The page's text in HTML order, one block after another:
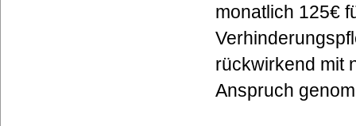
monatlich 125€
rückwirkend mit
Anspruch